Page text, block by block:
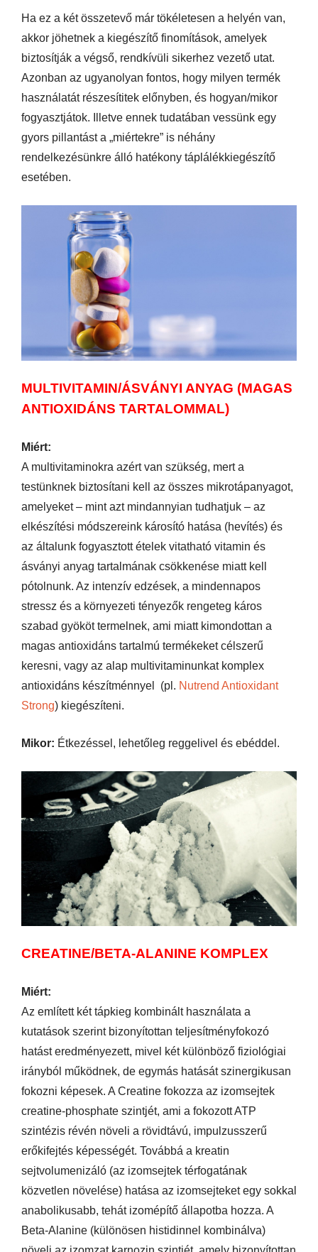
Ha ez a két összetevő már tökéletesen a helyén van,
akkor jöhetnek a kiegészítő finomítások, amelyek
biztosítják a végső, rendkívüli sikerhez vezető utat.
Azonban az ugyanolyan fontos, hogy milyen termék
használatát részesítitek előnyben, és hogyan/mikor
fogyasztjátok. Illetve ennek tudatában vessünk egy
gyors pillantást a „miértekre” is néhány
rendelkezésünkre álló hatékony táplálékkiegészítő
esetében.
MULTIVITAMIN/ÁSVÁNYI ANYAG (MAGAS
ANTIOXIDÁNS TARTALOMMAL)
Miért:
A multivitaminokra azért van szükség, mert a
testünknek biztosítani kell az összes mikrotápanyagot,
amelyeket – mint azt mindannyian tudhatjuk – az
elkészítési módszereink károsító hatása (hevítés) és
az általunk fogyasztott ételek vitatható vitamin és
ásványi anyag tartalmának csökkenése miatt kell
pótolnunk. Az intenzív edzések, a mindennapos
stressz és a környezeti tényezők rengeteg káros
szabad gyököt termelnek, ami miatt kimondottan a
magas antioxidáns tartalmú termékeket célszerű
keresni, vagy az alap multivitaminunkat komplex
antioxidáns készítménnyel (pl. Nutrend Antioxidant
Strong) kiegészíteni.
Mikor: Étkezéssel, lehetőleg reggelivel és ebéddel.
CREATINE/BETA-ALANINE KOMPLEX
Miért:
Az említett két tápkieg kombinált használata a
kutatások szerint bizonyítottan teljesítményfokozó
hatást eredményezett, mivel két különböző fiziológiai
irányból működnek, de egymás hatását szinergikusan
fokozni képesek. A Creatine fokozza az izomsejtek
creatine-phosphate szintjét, ami a fokozott ATP
szintézis révén növeli a rövidtávú, impulzusszerű
erőkifejtés képességét. Továbbá a kreatin
sejtvolumenizáló (az izomsejtek térfogatának
közvetlen növelése) hatása az izomsejteket egy sokkal
anabolikusabb, tehát izomépítő állapotba hozza. A
Beta-Alanine (különösen histidinnel kombinálva)